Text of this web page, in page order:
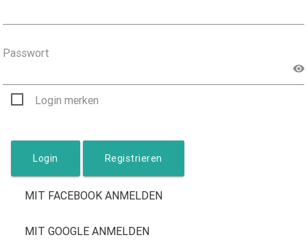
Passwort
Login merken
Registrieren
MIT FACEBOOK ANMELDEN
MIT GOOGLE ANMELDEN